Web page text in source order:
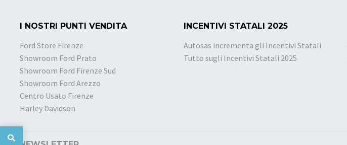
I NOSTRI PUNTI VENDITA
Ford Store Firenze
Showroom Ford Prato
Showroom Ford Firenze Sud
Showroom Ford Arezzo
Centro Usato Firenze
Harley Davidson
INCENTIVI STATALI 2025
Autosas incrementa gli Incentivi Statali
Tutto sugli Incentivi Statali 2025